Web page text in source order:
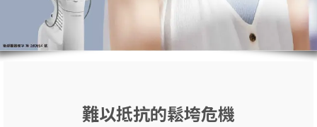
難以抵抗的鬆垮危機